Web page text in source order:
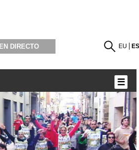
EN DIRECTO EU
☰